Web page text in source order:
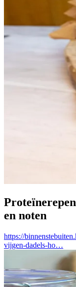
en noten
https://
vijgen-dadels-ho…